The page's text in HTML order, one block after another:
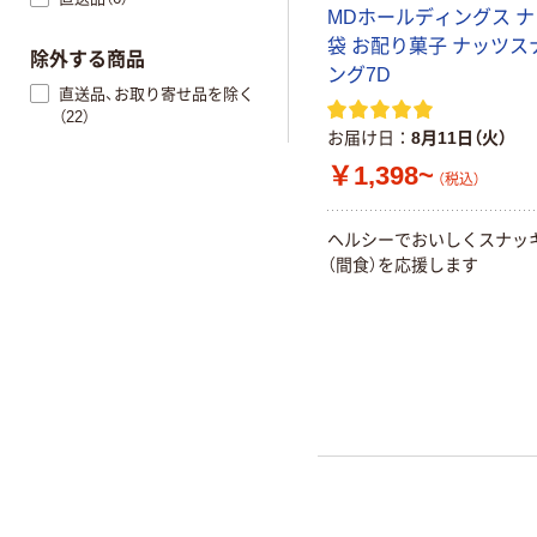
MDホールディングス
袋 お配り菓子 ナッツス
ング7D
お届け日 8月11日（火）
￥1,398~ （税込）
ヘルシーでおいしくスナッ
（間食）を応援します
除外する商品
直送品、お取り寄せ品を除く
（22）